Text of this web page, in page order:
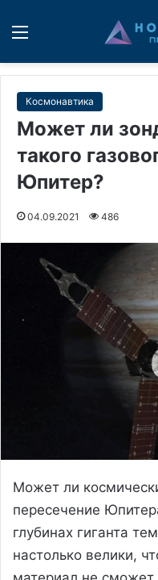
Космонавтика
Может ли
такого
Юпитер?
04.09.2021 486
Может ли
пересечение
глубинах гиганта
настолько велики,